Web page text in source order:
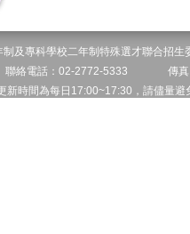
制及專科學校二年制特殊選才聯合
聯絡電話：02-2772-5333 傳
新時間為每日17:00~17:30，請儘量